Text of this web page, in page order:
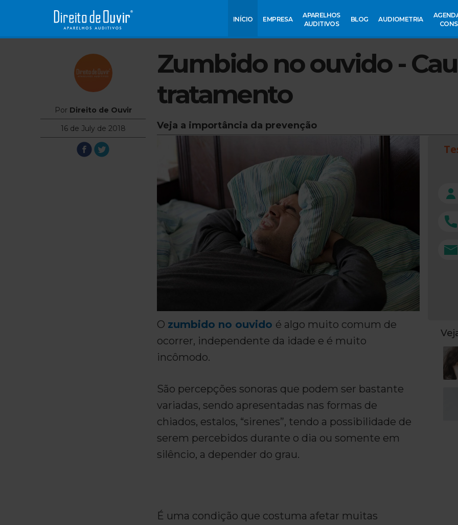
INÍCIO EMPRESA
APARELHOS
AUDITIVOS
BLOG AUDIOMETRIA
Por Direito de Ouvir
16 de July de 2018
Zumbido no ouvido -
tratamento
Veja a importância da prevenção
O zumbido no ouvido é algo muito comum de
ocorrer, independente da idade e é muito
incômodo.
São percepções sonoras que podem ser bastante
variadas, sendo apresentadas nas formas de
chiados, estalos, “sirenes”, tendo a possibilidade de
serem percebidos durante o dia ou somente em
silêncio, a depender do grau.
É uma condição que costuma afetar muitas